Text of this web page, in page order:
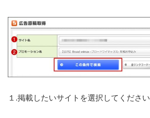
１.掲載したいサイトを選択してください